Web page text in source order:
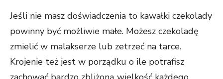
Jeśli nie masz doświadczenia to kawałki czekolady
powinny być możliwie małe. Możesz czekoladę
zmielić w malakserze lub zetrzeć na tarce.
Krojenie też jest w porządku o ile potrafisz